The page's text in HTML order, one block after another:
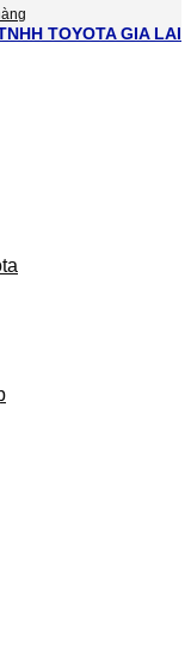
TOYOTA GIA LAI